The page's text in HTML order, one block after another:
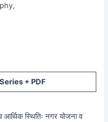
+ PDF
स्थितिः नगर योजना व